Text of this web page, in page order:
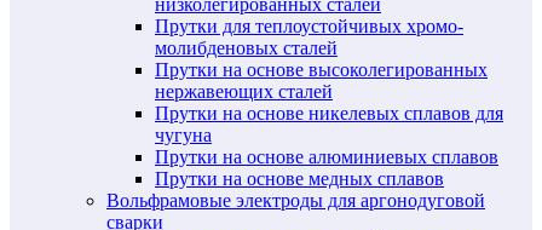
низколегированных сталей
Прутки для теплоустойчивых хромо-
молибденовых сталей
Прутки на основе высоколегированных
нержавеющих сталей
Прутки на основе никелевых сплавов для
чугуна
Прутки на основе алюминиевых сплавов
Прутки на основе медных сплавов
Вольфрамовые электроды для аргонодуговой
сварки